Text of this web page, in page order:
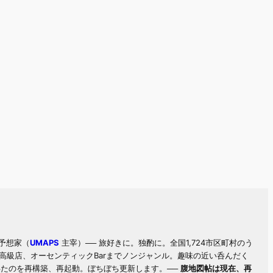
想家（UMAPS 主宰）── 旅好きに。独酌に。全国1,724市区町村のう
級店、オーセンティックBarまでノンジャンル。趣味の近い呑んだく
のを再構築、再起動。ぼちぼち更新します。── 腹地図帖は現在、再